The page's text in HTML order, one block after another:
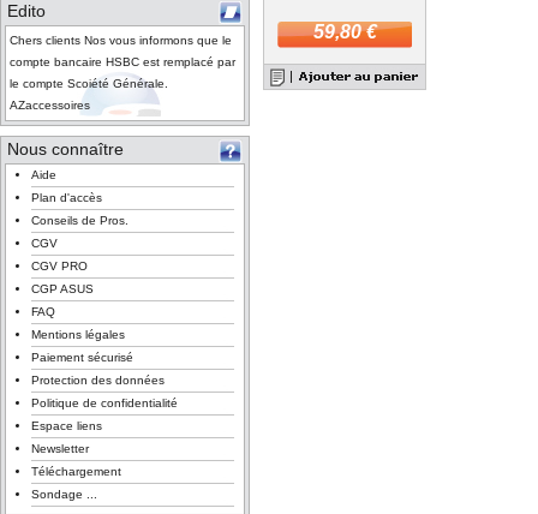
Edito
Chers clients Nos vous informons que le
compte bancaire HSBC est remplacé par
le compte Scoiété Générale.
AZaccessoires
Nous connaître
Aide
Plan d'accès
Conseils de Pros.
CGV
CGV PRO
CGP ASUS
FAQ
Mentions légales
Paiement sécurisé
Protection des données
Politique de confidentialité
Espace liens
Newsletter
Téléchargement
Sondage ...
59,80 €